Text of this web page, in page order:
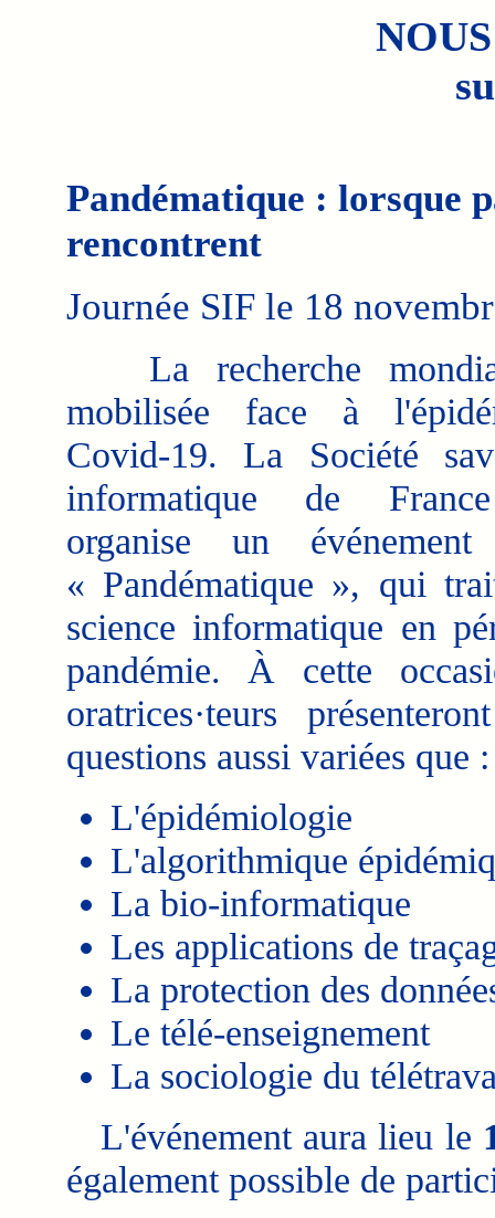
Pandématique : lorsque
rencontrent
Journée SIF le 18
La recherche
mobilisée face à
Covid-19. La Société
informatique de
organise un
« Pandématique », qui
science informatique en
pandémie. À cette
oratrices·teurs
questions aussi variées que :
L'épidémiologie
L'algorithmique
La bio-informatique
Les applications de
La protection des
Le télé-enseignement
La sociologie du
L'événement aura lieu le
également possible de